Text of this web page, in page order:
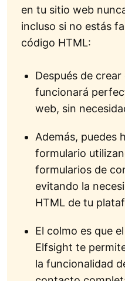
en tu sitio web
incluso si no estás
código HTML:
Después de
funcionará
web, sin
Además, puedes
formulario
formularios de
evitando la
HTML de tu
El colmo es que
Elfsight te
la funcionalidad